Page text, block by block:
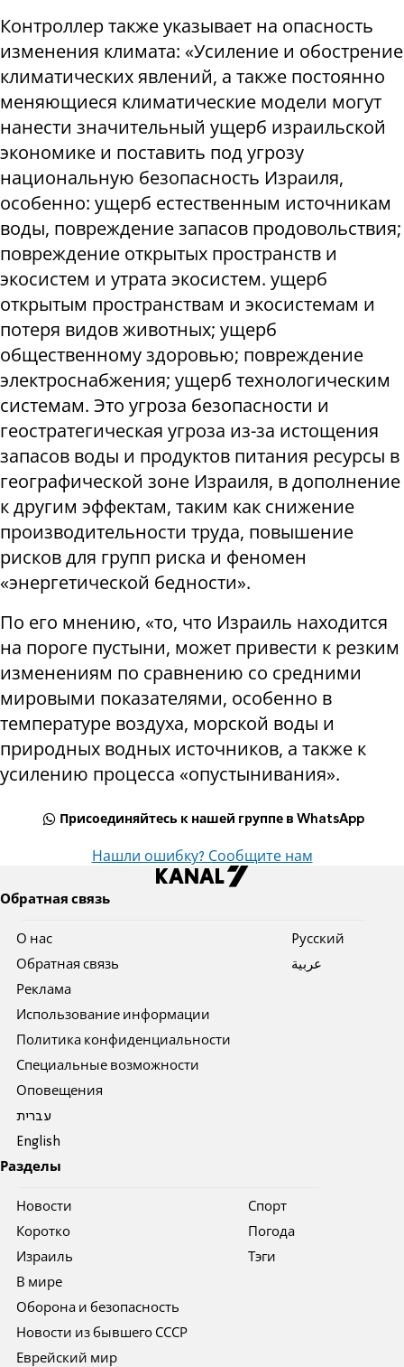
Контроллер также указывает на опасность
изменения климата: «Усиление и обострение
климатических явлений, а также постоянно
меняющиеся климатические модели могут
нанести значительный ущерб израильской
экономике и поставить под угрозу
национальную безопасность Израиля,
особенно: ущерб естественным источникам
воды, повреждение запасов продовольствия;
повреждение открытых пространств и
экосистем и утрата экосистем. ущерб
открытым пространствам и экосистемам и
потеря видов животных; ущерб
общественному здоровью; повреждение
электроснабжения; ущерб технологическим
системам. Это угроза безопасности и
геостратегическая угроза из-за истощения
запасов воды и продуктов питания ресурсы в
географической зоне Израиля, в дополнение
к другим эффектам, таким как снижение
производительности труда, повышение
рисков для групп риска и феномен
«энергетической бедности».
По его мнению, «то, что Израиль находится
на пороге пустыни, может привести к резким
изменениям по сравнению со средними
мировыми показателями, особенно в
температуре воздуха, морской воды и
природных водных источников, а также к
усилению процесса «опустынивания».
Присоединяйтесь к нашей группе в WhatsApp
Нашли ошибку? Сообщите нам
Обратная связь
О нас
Обратная связь
Реклама
Использование информации
Политика конфиденциальности
Специальные возможности
Оповещения
עברית
English
Pусский
عربية
Разделы
Новости
Коротко
Израиль
В мире
Оборона и безопасность
Новости из бывшего СССР
Еврейский мир
Спорт
Погода
Тэги